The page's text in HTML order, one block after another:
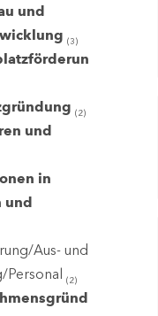
und
(3)
(2)
und
in
und
Aus- und
Personal (2)